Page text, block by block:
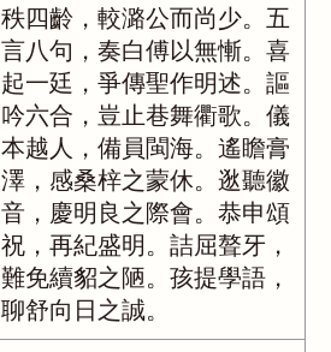
秩四齡，較潞公而尚少。五
言八句，奏白傅以無慚。喜
起一廷，爭傳聖作明述。謳
吟六合，豈止巷舞衢歌。儀
本越人，備員閩海。遙瞻膏
澤，感桑梓之蒙休。逖聽徽
音，慶明良之際會。恭申頌
祝，再紀盛明。詰屈聱牙，
難免續貂之陋。孩提學語，
聊舒向日之誠。